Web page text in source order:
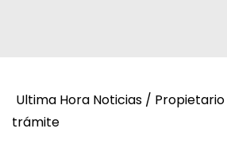
d
e
Ultima Hora Noticias /
trámite